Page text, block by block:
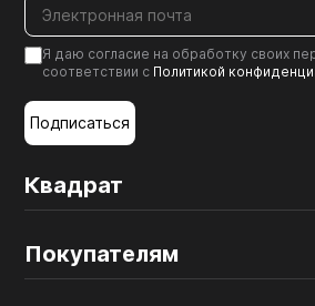
Квадрат
Покупателям
Я даю согласие на обработку своих
соответствии с Политикой
Подписаться